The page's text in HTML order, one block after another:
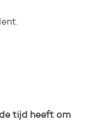
tijd heeft om